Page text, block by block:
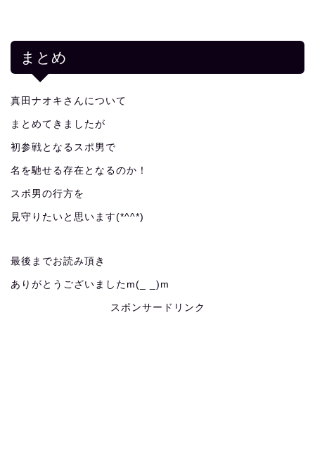
まとめ
真田ナオキさんについて
まとめてきましたが
初参戦となるスポ男で
名を馳せる存在となるのか！
スポ男の行方を
見守りたいと思います(*^^*)
最後までお読み頂き
ありがとうございましたm(_ _)m
スポンサードリンク